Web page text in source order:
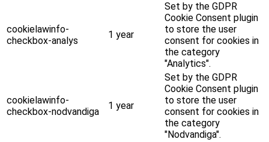
cookielawinfo-
checkbox-analys
1 year
Set by the GDPR
Cookie Consent plugin
to store the user
consent for cookies in
the category
"Analytics".
cookielawinfo-
checkbox-nodvandiga
1 year
Set by the GDPR
Cookie Consent plugin
to store the user
consent for cookies in
the category
"Nodvandiga".